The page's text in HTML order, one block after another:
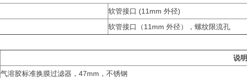
软管接口 (11mm 外径)
软管接口（11mm 外径），螺纹限流孔
说明
气溶胶标准换膜过滤器，47mm，不锈钢